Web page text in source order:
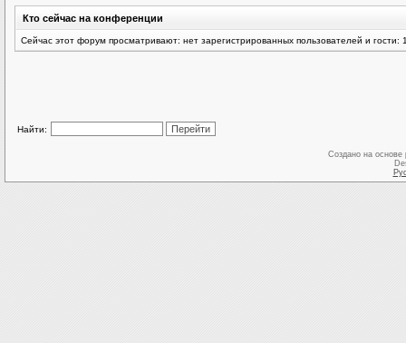
Кто сейчас на конференции
Сейчас этот форум просматривают: нет зарегистрированных пользователей и гости:
Найти:
Создано на основе